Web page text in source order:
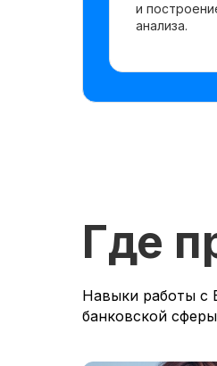
и
анализа.
Где
Навыки работы с
банковской